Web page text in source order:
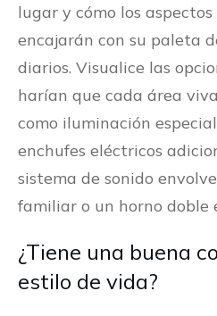
lugar y cómo los
encajarán con su paleta
diarios. Visualice las
harían que cada área
como iluminación
enchufes eléctricos
sistema de sonido
familiar o un horno doble
¿Tiene una buena
estilo de vida?